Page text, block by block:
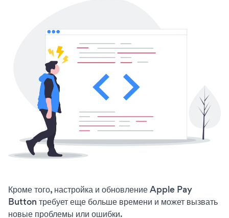
Кроме того, настройка и обновление Apple Pay
Button требует еще больше времени и может вызвать
новые проблемы или ошибки.